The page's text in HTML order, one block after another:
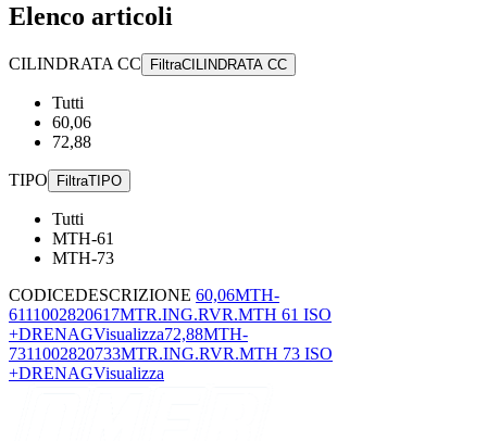
Elenco articoli
CILINDRATA CC FiltraCILINDRATA CC
Tutti
60,06
72,88
TIPO FiltraTIPO
Tutti
MTH-61
MTH-73
CODICEDESCRIZIONE 60,06MTH-
6111002820617MTR.ING.RVR.MTH 61 ISO
+DRENAGVisualizza72,88MTH-
7311002820733MTR.ING.RVR.MTH 73 ISO
+DRENAGVisualizza